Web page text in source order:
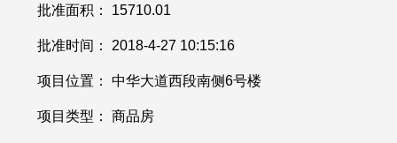
批准面积： 15710.01
批准时间： 2018-4-27 10:15:16
项目位置： 中华大道西段南侧6号楼
项目类型： 商品房